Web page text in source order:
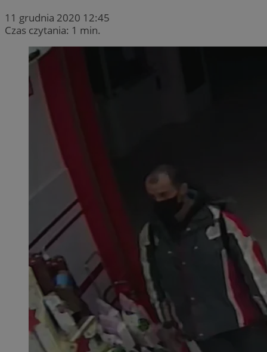
11 grudnia 2020 12:45
Czas czytania: 1 min.